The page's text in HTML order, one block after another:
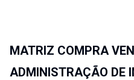
MATRIZ COMPRA
ADMINISTRAÇÃO DE